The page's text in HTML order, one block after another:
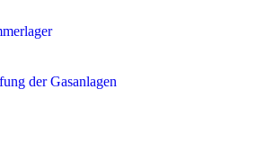
der Gasanlagen